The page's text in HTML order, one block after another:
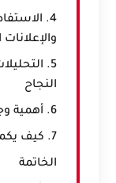
4.
5.
النجاح
6. أهمية وجود موقع إلكتروني احترافي وقوي
7. كيف يكمل الخبير المحترف هذه المنظومة؟
الخاتمة